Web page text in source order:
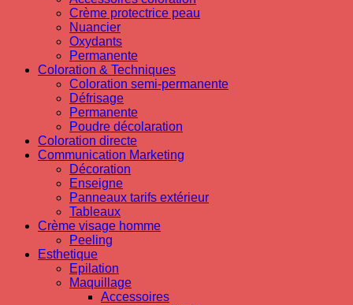
Crème protectrice peau
Nuancier
Oxydants
Permanente
Coloration & Techniques
Coloration semi-permanente
Défrisage
Permanente
Poudre décolaration
Coloration directe
Communication Marketing
Décoration
Enseigne
Panneaux tarifs extérieur
Tableaux
Crème visage homme
Peeling
Esthetique
Epilation
Maquillage
Accessoires